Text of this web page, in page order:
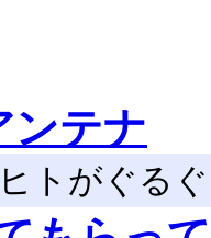
テナ
トがぐる